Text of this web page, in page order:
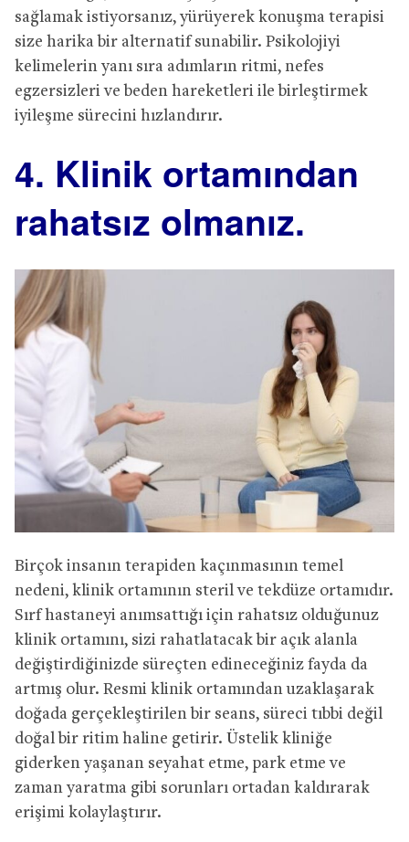
sağlamak istiyorsanız, yürüyerek konuşma terapisi
size harika bir alternatif sunabilir. Psikolojiyi
kelimelerin yanı sıra adımların ritmi, nefes
egzersizleri ve beden hareketleri ile birleştirmek
iyileşme sürecini hızlandırır.
4. Klinik ortamından
rahatsız olmanız.
Birçok insanın terapiden kaçınmasının temel
nedeni, klinik ortamının steril ve tekdüze ortamıdır.
Sırf hastaneyi anımsattığı için rahatsız olduğunuz
klinik ortamını, sizi rahatlatacak bir açık alanla
değiştirdiğinizde süreçten edineceğiniz fayda da
artmış olur. Resmi klinik ortamından uzaklaşarak
doğada gerçekleştirilen bir seans, süreci tıbbi değil
doğal bir ritim haline getirir. Üstelik kliniğe
giderken yaşanan seyahat etme, park etme ve
zaman yaratma gibi sorunları ortadan kaldırarak
erişimi kolaylaştırır.